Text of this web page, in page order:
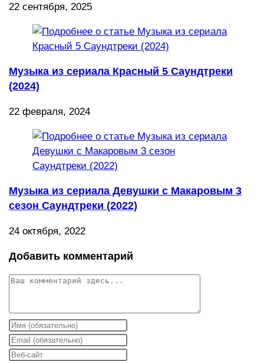
22 сентября, 2025
Музыка из сериала Красный 5 Саундтреки
(2024)
22 февраля, 2024
Музыка из сериала Девушки с Макаровым 3
сезон Саундтреки (2022)
24 октября, 2022
Добавить комментарий
Комментарий
Введите
свое
имя
Введите
свой
Введите